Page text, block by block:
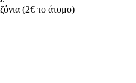
(2€ το άτομο)